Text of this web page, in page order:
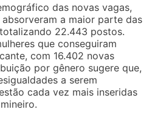
das novas vagas,
a maior parte das
22.443 postos.
que conseguiram
com 16.402 novas
por gênero sugere que,
a serem
cada vez mais inseridas